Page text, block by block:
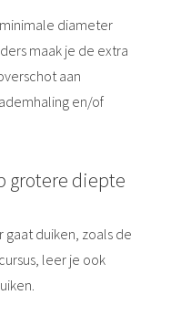
diameter
maak je de extra
aan
en/of
grotere diepte
gaat duiken, zoals de
leer je ook